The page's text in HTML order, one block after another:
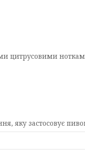
цитрусовими
яку застосовує